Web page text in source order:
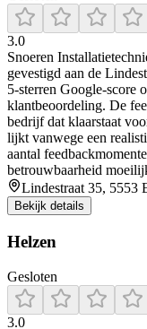
3.0
Snoeren
gevestigd aan de
5‑sterren Google‑score
klantbeoordeling. De
bedrijf dat klaarstaat
lijkt vanwege een
aantal
betrouwbaarheid
Lindestraat 35, 5553
Bekijk details
Helzen
Gesloten
3.0